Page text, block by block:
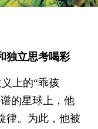
独立思考喝彩
上的“乖孩
的星球上，他
律。为此，他被